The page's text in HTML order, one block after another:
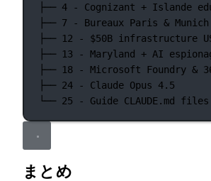
├── 4 - Cognizant + Islande
├── 7 - Bureaux Paris & Munich
├── 12 - $50B infrastructure
├── 13 - Maryland + AI
├── 18 - Microsoft Foundry &
├── 24 - Claude Opus 4.5
└── 25 - Guide CLAUDE.md files
まとめ